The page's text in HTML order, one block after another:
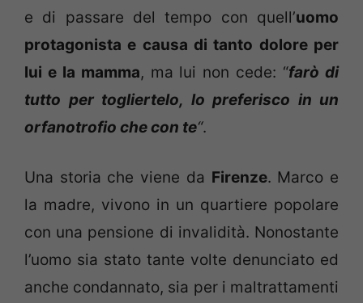
e di passare del tempo con quell’uomo
protagonista e causa di tanto dolore per
lui e la mamma, ma lui non cede: “farò di
tutto per togliertelo, lo preferisco in un
orfanotrofio che con te“.
Una storia che viene da Firenze. Marco e
la madre, vivono in un quartiere popolare
con una pensione di invalidità. Nonostante
l’uomo sia stato tante volte denunciato ed
anche condannato, sia per i maltrattamenti